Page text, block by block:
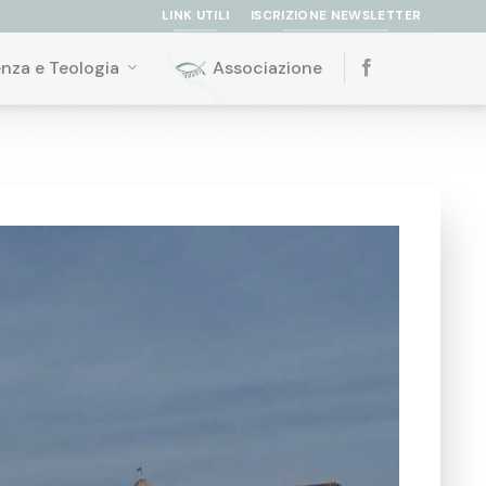
LINK UTILI ISCRIZIONE NEWSLETTER
e Teologia Associazione